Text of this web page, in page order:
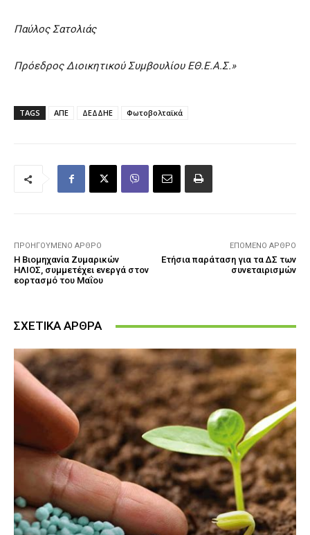
Παύλος Σατολιάς
Πρόεδρος Διοικητικού Συμβουλίου ΕΘ.Ε.Α.Σ.»
TAGS ΑΠΕ ΔΕΔΔΗΕ Φωτοβολταϊκά
ΠΡΟΗΓΟΎΜΕΝΟ ΆΡΘΡΟ
Η Βιομηχανία Ζυμαρικών
ΗΛΙΟΣ, συμμετέχει ενεργά στον
εορτασμό του Μαΐου
ΕΠΌΜΕΝΟ ΆΡΘΡΟ
Ετήσια παράταση για τα ΔΣ των
συνεταιρισμών
ΣΧΕΤΙΚΑ ΑΡΘΡΑ